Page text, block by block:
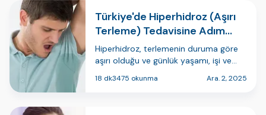
Türkiye'de Hiperhidroz (Aşırı
Terleme) Tedavisine Adım
Adım Rehber
Hiperhidroz, terlemenin duruma göre
aşırı olduğu ve günlük yaşamı, işi ve
durumdur. Fokal olabilir (koltuk altları,
18 dk3475 okunma Ara. 2, 2025